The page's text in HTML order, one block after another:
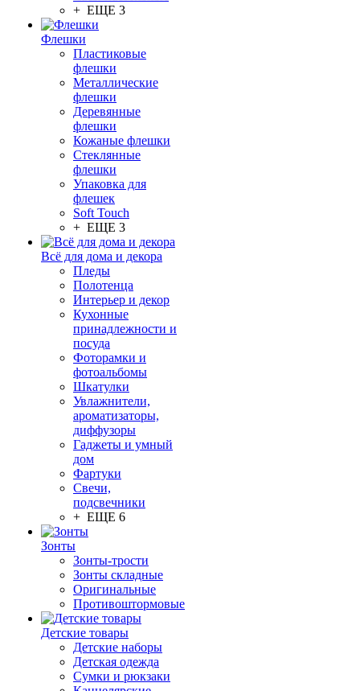
+ ЕЩЕ 3
Флешки
Пластиковые
флешки
Металлические
флешки
Деревянные
флешки
Кожаные флешки
Стеклянные
флешки
Упаковка для
флешек
Soft Touch
+ ЕЩЕ 3
Всё для дома и декора
Пледы
Полотенца
Интерьер и декор
Кухонные
принадлежности и
посуда
Фоторамки и
фотоальбомы
Шкатулки
Увлажнители,
ароматизаторы,
диффузоры
Гаджеты и умный
дом
Фартуки
Свечи,
подсвечники
+ ЕЩЕ 6
Зонты
Зонты-трости
Зонты складные
Оригинальные
Противоштормовые
Детские товары
Детские наборы
Детская одежда
Сумки и рюкзаки